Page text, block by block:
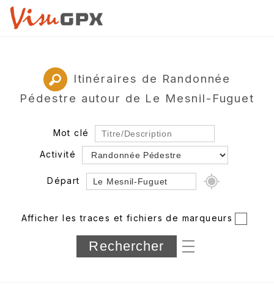
Itinéraires de Randonnée
Pédestre autour de Le Mesnil-Fuguet
Mot clé
Activité
Départ
Département
Longueur min/max
Afficher les traces et fichiers de marqueurs